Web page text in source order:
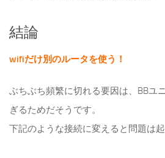
結論
wifiだけ別のルータを使う！
ぶちぶち頻繁に切れる要因は、BBユ
ぎるためだそうです。
下記のような接続に変えると問題は